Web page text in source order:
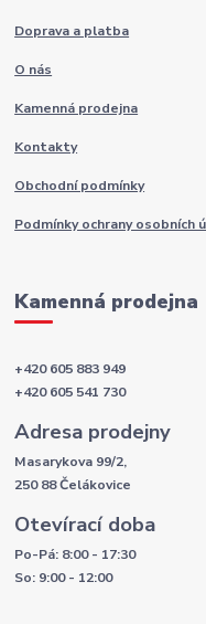
Doprava a platba
O nás
Kamenná prodejna
Kontakty
Obchodní podmínky
Podmínky ochrany osobních
Kamenná prodejna
+420 605 883 949
+420 605 541 730
Adresa prodejny
Masarykova 99/2,
250 88 Čelákovice
Otevírací doba
Po-Pá: 8:00 - 17:30
So: 9:00 - 12:00